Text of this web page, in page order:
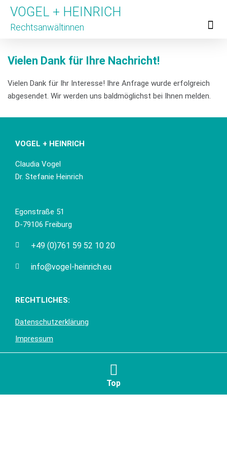
VOGEL + HEINRICH
Rechtsanwältinnen
Vielen Dank für Ihre Nachricht!
Vielen Dank für Ihr Interesse! Ihre Anfrage wurde erfolgreich
abgesendet. Wir werden uns baldmöglichst bei Ihnen melden.
VOGEL + HEINRICH
Claudia Vogel
Dr. Stefanie Heinrich
Egonstraße 51
D-79106 Freiburg
+49 (0)761 59 52 10 20
info@vogel-heinrich.eu
RECHTLICHES:
Datenschutzerklärung
Impressum
Top